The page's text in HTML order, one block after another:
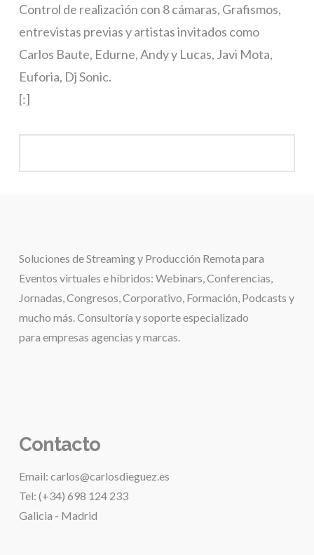
Control de realización con 8 cámaras, Grafismos,
entrevistas previas y artistas invitados como
Carlos Baute, Edurne, Andy y Lucas, Javi Mota,
Euforia, Dj Sonic.
[:]
Soluciones deStreaming y Producción Remota para
Eventos virtuales e híbridos: Webinars, Conferencias,
Jornadas, Congresos, Corporativo, Formación, Podcasts y
mucho más. Consultoría y soporte especializado
para empresas agencias y marcas.
Contacto
Email: carlos@carlosdieguez.es
Tel: (+34) 698 124 233
Galicia - Madrid